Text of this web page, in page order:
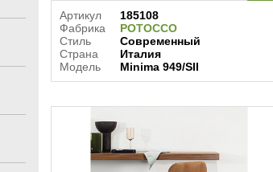
Артикул
185108
Фабрика
POTOCCO
Стиль
Современный
Страна
Италия
Модель
Minima 949/SII